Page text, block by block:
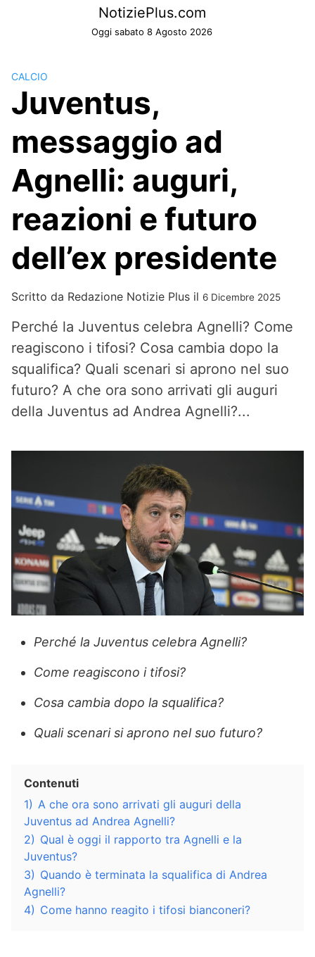
NotiziePlus.com
Oggi sabato 8 Agosto 2026
CALCIO
Juventus,
messaggio ad
Agnelli: auguri,
reazioni e futuro
dell’ex presidente
Scritto da Redazione Notizie Plus il 6 Dicembre 2025
Perché la Juventus celebra Agnelli? Come
reagiscono i tifosi? Cosa cambia dopo la
squalifica? Quali scenari si aprono nel suo
futuro? A che ora sono arrivati gli auguri
della Juventus ad Andrea Agnelli?...
Perché la Juventus celebra Agnelli?
Come reagiscono i tifosi?
Cosa cambia dopo la squalifica?
Quali scenari si aprono nel suo futuro?
Contenuti
1) A che ora sono arrivati gli auguri della
Juventus ad Andrea Agnelli?
2) Qual è oggi il rapporto tra Agnelli e la
Juventus?
3) Quando è terminata la squalifica di Andrea
Agnelli?
4) Come hanno reagito i tifosi bianconeri?